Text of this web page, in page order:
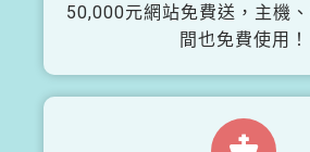
50,000元網站免費送，主機
間也免費使用！